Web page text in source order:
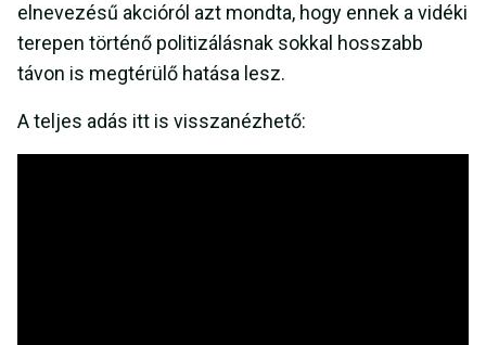
elnevezésű akcióról azt mondta, hogy ennek a vidéki
terepen történő politizálásnak sokkal hosszabb
távon is megtérülő hatása lesz.
A teljes adás itt is visszanézhető: